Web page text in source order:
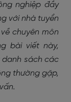
nghiệp đầy
với nhà tuyển
chuyên môn
bài viết này,
sách các
thường gặp,